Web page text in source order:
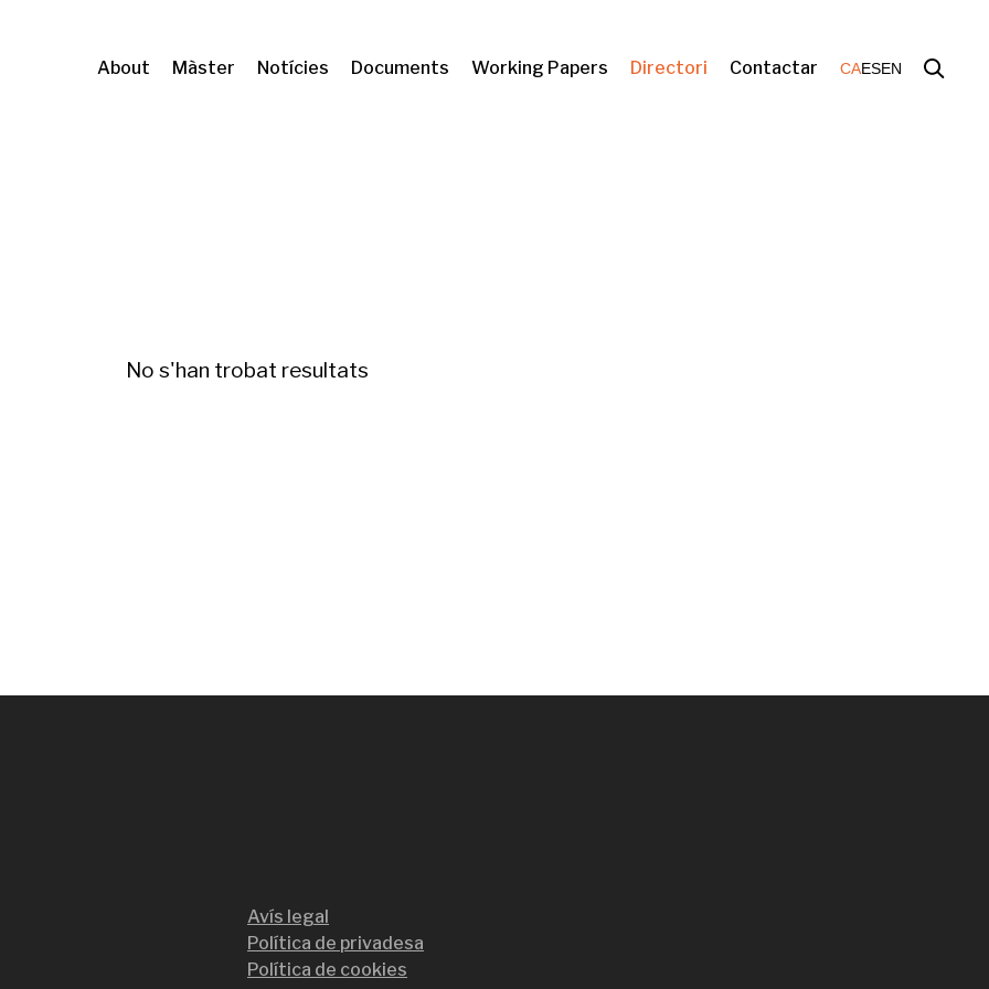
About Màster Notícies Documents Working Papers Directori Contactar CAESEN
No s'han trobat resultats
Avís legal
Política de privadesa
Política de cookies